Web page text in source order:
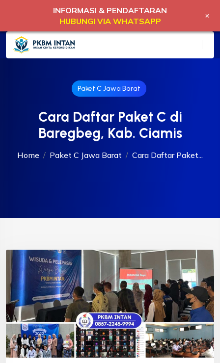
Paket C Jawa Barat
Cara Daftar Paket C di
Baregbeg, Kab. Ciamis
Home Paket C Jawa Barat Cara Daftar Paket...
INFORMASI & PENDAFTARAN
HUBUNGI VIA WHATSAPP
+